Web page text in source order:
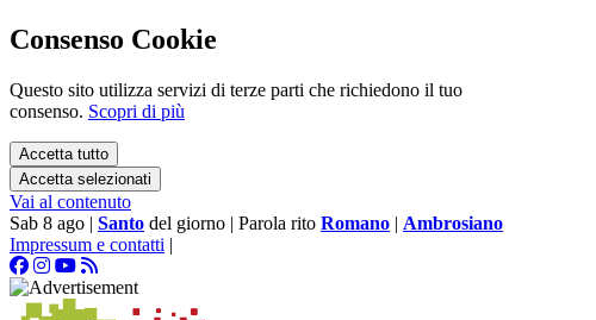
Consenso Cookie
Questo sito utilizza servizi di terze parti che richiedono il tuo
consenso. Scopri di più
Accetta tutto
Accetta selezionati
Vai al contenuto
Sab 8 ago | Santo del giorno | Parola rito Romano | Ambrosiano
Impressum e contatti |